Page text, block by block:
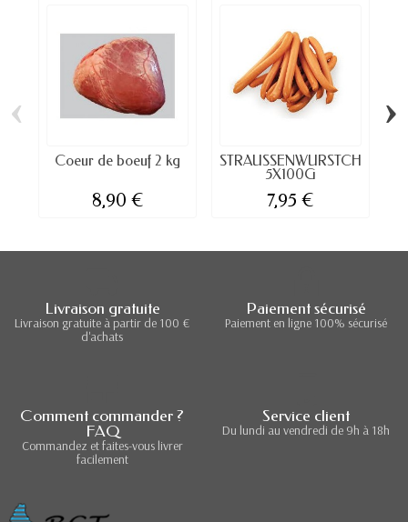
Coeur de boeuf 2 kg
8,90 €
STRAUSSENWURSTCHEN
5X100G
7,95 €
‹ ›
Livraison gratuite
Livraison gratuite à partir de 100 €
d'achats
Paiement sécurisé
Paiement en ligne 100% sécurisé
Comment commander ?
FAQ
Commandez et faites-vous livrer
facilement
Service client
Du lundi au vendredi de 9h à 18h